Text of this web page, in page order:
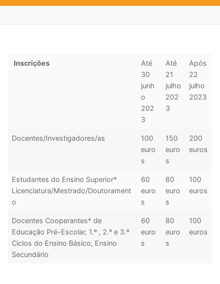
Inscrições
Até
30
junh
o
202
3
Até
21
julho
202
3
Após
22
julho
2023
Docentes/Investigadores/as
100
euro
s
150
euro
s
200
euros
Estudantes do Ensino Superior*
Licenciatura/Mestrado/Doutorament
o
60
euro
s
80
euro
s
100
euros
Docentes Cooperantes* de
Educação Pré-Escolar, 1.º , 2.º e 3.º
Ciclos do Ensino Básico, Ensino
Secundário
60
euro
s
80
euro
s
100
euros